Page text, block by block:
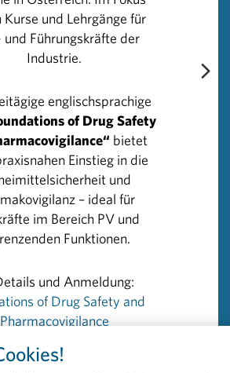
Einsatzmöglichkeiten zeigt, wie
knapp diese Ressource ist. Jede
Vielleicht sogar das eigene oder
Menschen“, so Herzog.
Menschen zwischen 18 und 60
Für die Spende ist ein
erforderlich. Nähere
bietet beispielsweise die Website
plasmazentren-
der pharmazeutischen Industrie
Kurse und Lehrgänge für
und Führungskräfte der
Industrie.
englischsprachige
of Drug Safety
bietet
Einstieg in die
und
– ideal für
im Bereich PV und
Funktionen.
und Anmeldung:
of Drug Safety and
Pharmacovigilance